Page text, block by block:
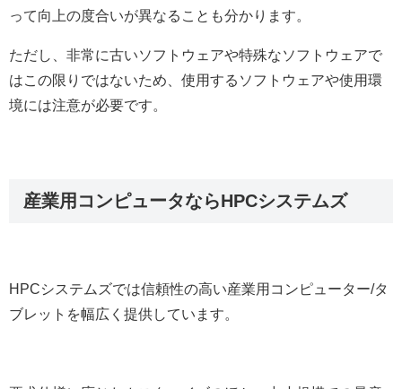
って向上の度合いが異なることも分かります。
ただし、非常に古いソフトウェアや特殊なソフトウェアで
はこの限りではないため、使用するソフトウェアや使用環
境には注意が必要です。
産業用コンピュータならHPCシステムズ
HPCシステムズでは信頼性の高い産業用コンピューター/タ
ブレットを幅広く提供しています。